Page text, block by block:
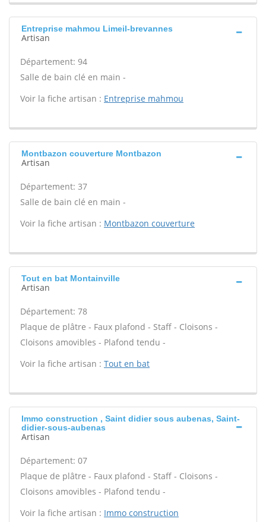
Entreprise mahmou Limeil-brevannes
Artisan
Département: 94
Salle de bain clé en main -
Voir la fiche artisan : Entreprise mahmou
Montbazon couverture Montbazon
Artisan
Département: 37
Salle de bain clé en main -
Voir la fiche artisan : Montbazon couverture
Tout en bat Montainville
Artisan
Département: 78
Plaque de plâtre - Faux plafond - Staff - Cloisons -
Cloisons amovibles - Plafond tendu -
Voir la fiche artisan : Tout en bat
Immo construction , Saint didier sous aubenas, Saint-
didier-sous-aubenas
Artisan
Département: 07
Plaque de plâtre - Faux plafond - Staff - Cloisons -
Cloisons amovibles - Plafond tendu -
Voir la fiche artisan : Immo construction